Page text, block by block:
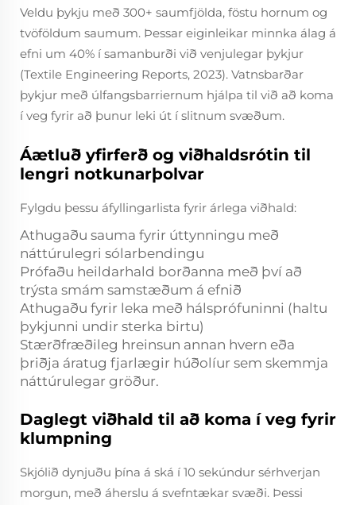
Veldu þykju með 300+ saumfjölda, föstu hornum og
tvöföldum saumum. Þessar eiginleikar minnka álag á
efni um 40% í samanburði við venjulegar þykjur
(Textile Engineering Reports, 2023). Vatnsbarðar
þykjur með úlfangsbarriernum hjálpa til við að koma
í veg fyrir að þunur leki út í slitnum svæðum.
Áætluð yfirferð og viðhaldsrótin til
lengri notkunarþolvar
Fylgdu þessu áfyllingarlista fyrir árlega viðhald:
Athugaðu sauma fyrir úttynningu með
náttúrulegri sólarbendingu
Prófaðu heildarhald borðanna með því að
trýsta smám samstæðum á efnið
Athugaðu fyrir leka með hálsprófuninni (haltu
þykjunni undir sterka birtu)
Stærðfræðileg hreinsun annan hvern eða
þriðja áratug fjarlægir húðolíur sem skemmja
náttúrulegar gröður.
Daglegt viðhald til að koma í veg fyrir
klumpning
Skjólið dynjuðu þína á ská í 10 sekúndur sérhverjan
morgun, með áherslu á svefntækar svæði. Þessi